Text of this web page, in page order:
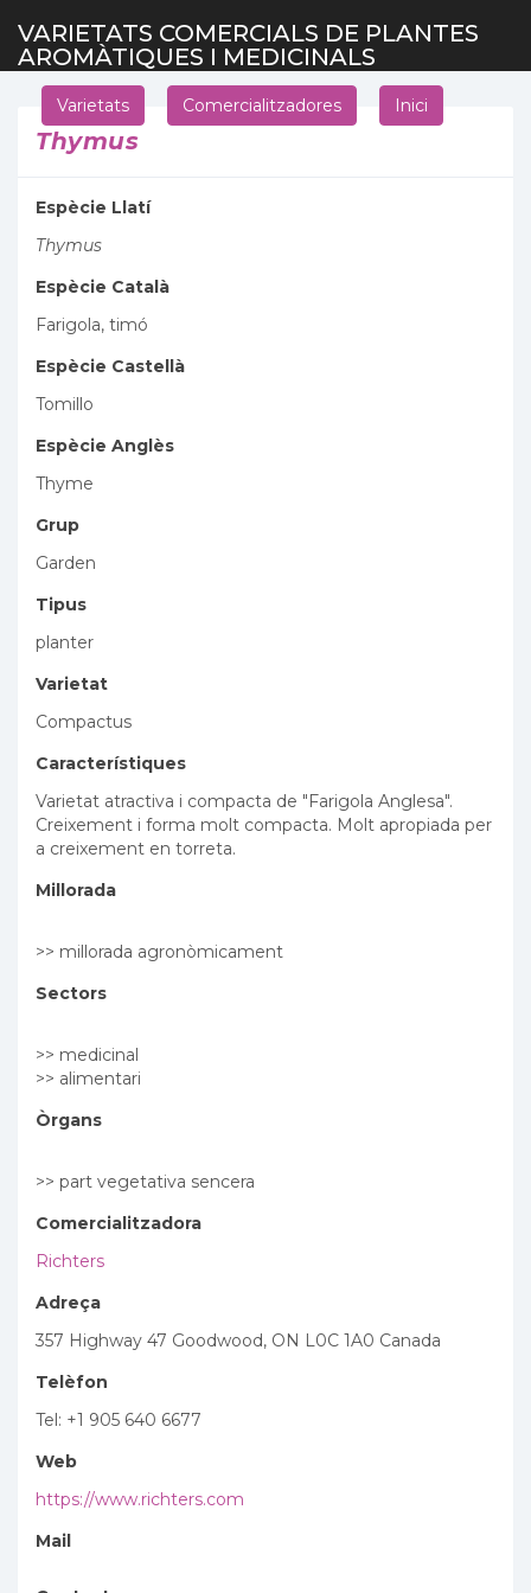
VARIETATS COMERCIALS DE PLANTES
AROMÀTIQUES I MEDICINALS
Varietats Comercialitzadores Inici
Thymus
Espècie Llatí
Thymus
Espècie Català
Farigola, timó
Espècie Castellà
Tomillo
Espècie Anglès
Thyme
Grup
Garden
Tipus
planter
Varietat
Compactus
Característiques
Varietat atractiva i compacta de "Farigola Anglesa".
Creixement i forma molt compacta. Molt apropiada per
a creixement en torreta.
Millorada
>> millorada agronòmicament
Sectors
>> medicinal
>> alimentari
Òrgans
>> part vegetativa sencera
Comercialitzadora
Richters
Adreça
357 Highway 47 Goodwood, ON L0C 1A0 Canada
Telèfon
Tel: +1 905 640 6677
Web
https://www.richters.com
Mail